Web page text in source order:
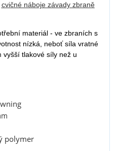
cvičné náboje závady zbraně
materiál - ve zbraních s
nízká, neboť síla vratné
vyšší tlakové síly než u
polymer